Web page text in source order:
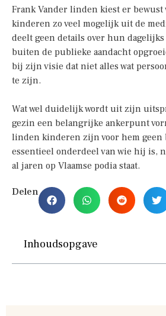
Frank Vander linden kiest er bewust
kinderen zo veel mogelijk uit de
deelt geen details over hun
buiten de publieke aandacht
bij zijn visie dat niet alles wat
te zijn.
Wat wel duidelijk wordt uit zijn
gezin een belangrijke ankerpunt
linden kinderen zijn voor hem geen
essentieel onderdeel van wie hij is,
al jaren op Vlaamse podia staat.
Delen
Inhoudsopgave